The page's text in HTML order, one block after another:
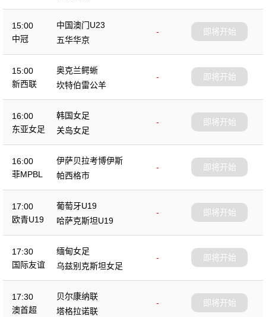
15:00
中冠
中国澳门U23
-
五华华京
即将开始
15:00
新西联
奥克兰鳄蜥
-
坎特伯雷公羊
即将开始
16:00
东亚女足
韩国女足
-
关岛女足
即将开始
16:00
菲MPBL
伊萨贝拉考博伊斯
-
帕西格市
即将开始
17:00
欧青U19
葡萄牙U19
-
哈萨克斯坦U19
即将开始
17:30
国际友谊
缅甸女足
-
乌兹别克斯坦女足
即将开始
17:30
澳首超
贝尔康纳联
-
塔格拉诺联
即将开始